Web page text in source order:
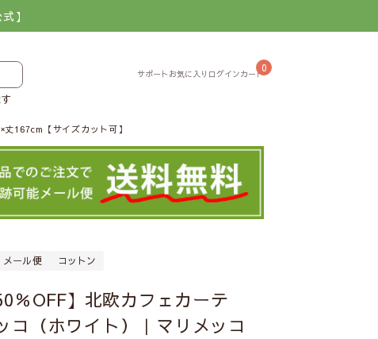
】
0
167cm【サイズカット可】
メール便 コットン
％OFF】北欧カフェカーテ
（ホワイト）｜マリメッコ